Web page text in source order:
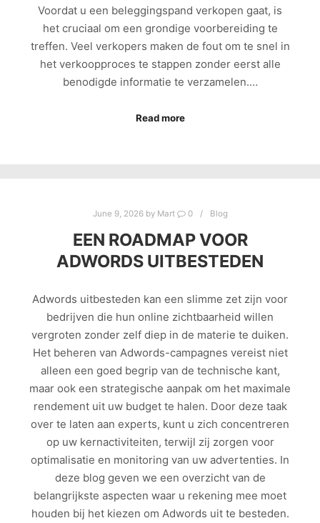
Voordat u een beleggingspand verkopen gaat, is
het cruciaal om een grondige voorbereiding te
treffen. Veel verkopers maken de fout om te snel in
het verkoopproces te stappen zonder eerst alle
benodigde informatie te verzamelen.…
Read more
June 9, 2026by Mart 0 Blog
EEN ROADMAP VOOR
ADWORDS UITBESTEDEN
Adwords uitbesteden kan een slimme zet zijn voor
bedrijven die hun online zichtbaarheid willen
vergroten zonder zelf diep in de materie te duiken.
Het beheren van Adwords-campagnes vereist niet
alleen een goed begrip van de technische kant,
maar ook een strategische aanpak om het maximale
rendement uit uw budget te halen. Door deze taak
over te laten aan experts, kunt u zich concentreren
op uw kernactiviteiten, terwijl zij zorgen voor
optimalisatie en monitoring van uw advertenties. In
deze blog geven we een overzicht van de
belangrijkste aspecten waar u rekening mee moet
houden bij het kiezen om Adwords uit te besteden.